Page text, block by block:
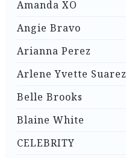
Amanda XO
Angie Bravo
Arianna Perez
Arlene Yvette Suarez
Belle Brooks
Blaine White
CELEBRITY